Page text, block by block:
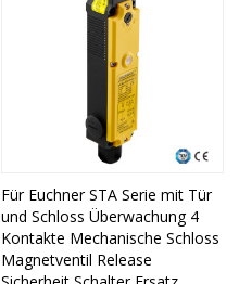
Für Euchner STA Serie mit Tür
und Schloss Überwachung 4
Kontakte Mechanische Schloss
Magnetventil Release